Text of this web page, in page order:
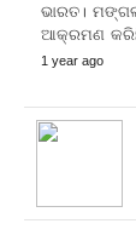
ଭାରତ।
ଆକ୍ରମଣ କରିଛି
1 year ago